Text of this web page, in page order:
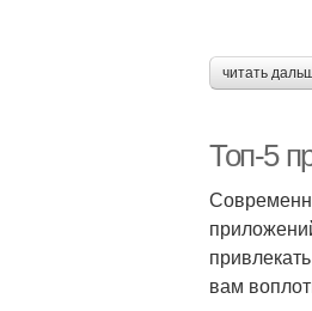
читать
Топ-5
вам